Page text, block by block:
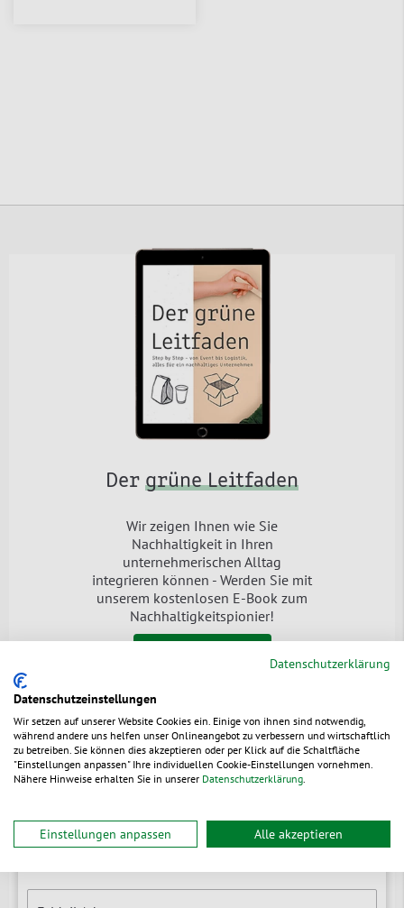
Newsletter
Erfahren Sie zuerst von Neuheiten
Der grüne Leitfaden
Wir zeigen Ihnen wie Sie
Nachhaltigkeit in Ihren
unternehmerischen Alltag
integrieren können - Werden Sie mit
unserem kostenlosen E-Book zum
Nachhaltigkeitspionier!
Jetzt downloaden
Datenschutzerklärung
Datenschutzeinstellungen
Wir setzen auf unserer Website Cookies ein. Einige von ihnen sind notwendig,
während andere uns helfen unser Onlineangebot zu verbessern und wirtschaftlich
zu betreiben. Sie können dies akzeptieren oder per Klick auf die Schaltfläche
"Einstellungen anpassen" Ihre individuellen Cookie-Einstellungen vornehmen.
Nähere Hinweise erhalten Sie in unserer Datenschutzerklärung.
Einstellungen anpassen Alle akzeptieren